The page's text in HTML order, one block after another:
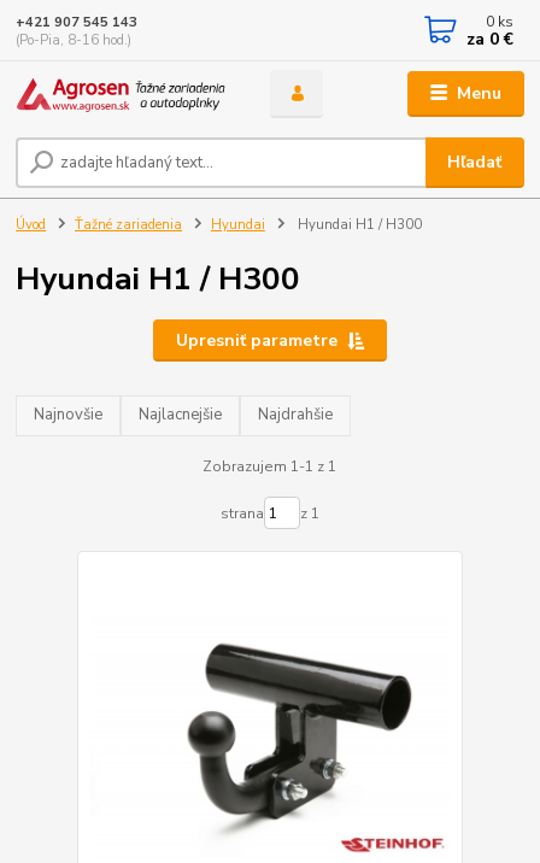
Menu
Hľadať
+421 907 545 143
(Po-Pia, 8-16 hod.)
0 ks
za 0 €
Úvod Ťažné zariadenia Hyundai Hyundai H1 / H300
Hyundai H1 / H300
Upresniť parametre
Najnovšie Najlacnejšie Najdrahšie
Zobrazujem 1-1 z 1
strana z 1